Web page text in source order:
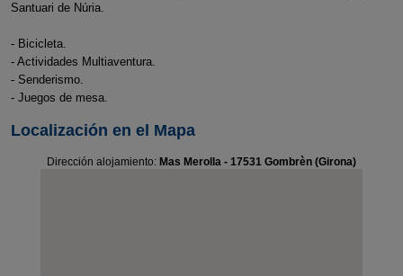
Santuari de Núria.
- Bicicleta.
- Actividades Multiaventura.
- Senderismo.
- Juegos de mesa.
Localización en el Mapa
Dirección alojamiento: Mas Merolla - 17531 Gombrèn (Girona)